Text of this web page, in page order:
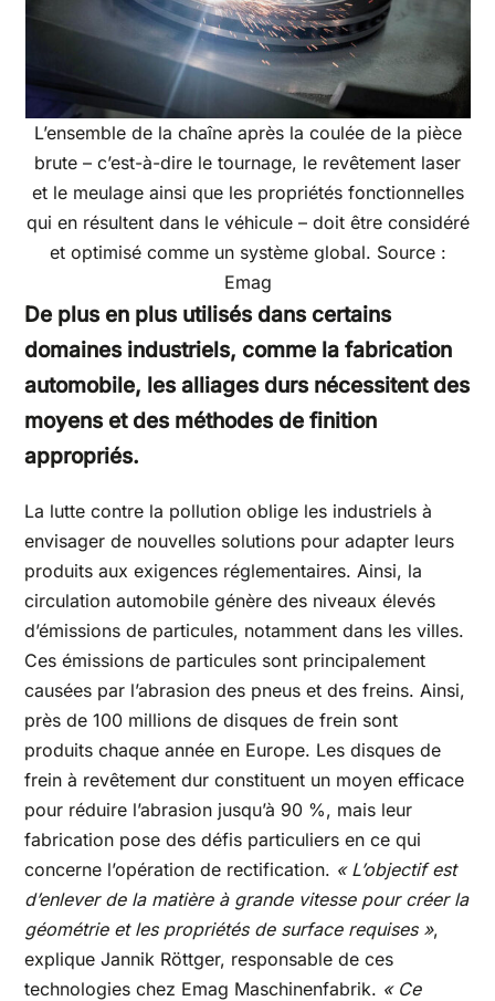
L’ensemble de la chaîne après la coulée de la pièce
brute – c’est-à-dire le tournage, le revêtement laser
et le meulage ainsi que les propriétés fonctionnelles
qui en résultent dans le véhicule – doit être considéré
et optimisé comme un système global. Source :
Emag
De plus en plus utilisés dans certains
domainesindustriels, comme la fabrication
automobile, les alliages durs nécessitent des
moyens et des méthodes de finition
appropriés.
La lutte contre la pollution oblige les industriels à
envisager de nouvelles solutions pour adapter leurs
produits aux exigences réglementaires. Ainsi, la
circulation automobile génère des niveaux élevés
d’émissions de particules, notamment dans les villes.
Ces émissions de particules sont principalement
causées par l’abrasion des pneus et des freins. Ainsi,
près de 100 millions de disques de frein sont
produits chaque année en Europe. Les disques de
frein à revêtement dur constituent un moyen efficace
pour réduire l’abrasion jusqu’à 90 %, mais leur
fabrication pose des défis particuliers en ce qui
concerne l’opération de rectification. « L’objectif est
d’enlever de la matière à grande vitesse pour créer la
géométrie et les propriétés de surface requises »,
explique Jannik Röttger, responsable de ces
technologies chez Emag Maschinenfabrik. « Ce